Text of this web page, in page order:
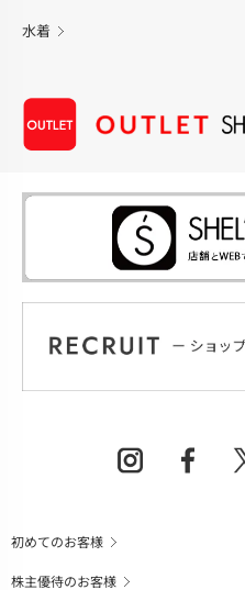
水着
初めてのお客様
株主優待のお客様